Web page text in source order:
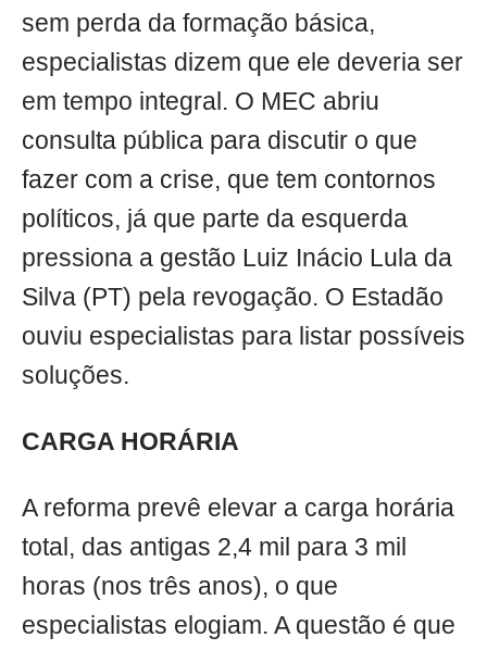
sem perda da formação básica,
especialistas dizem que ele deveria ser
em tempo integral. O MEC abriu
consulta pública para discutir o que
fazer com a crise, que tem contornos
políticos, já que parte da esquerda
pressiona a gestão Luiz Inácio Lula da
Silva (PT) pela revogação. O Estadão
ouviu especialistas para listar possíveis
soluções.
CARGA HORÁRIA
A reforma prevê elevar a carga horária
total, das antigas 2,4 mil para 3 mil
horas (nos três anos), o que
especialistas elogiam. A questão é que